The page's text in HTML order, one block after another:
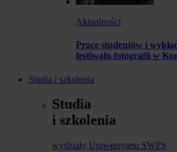
Aktualności
Prace studentów i
festiwalu fotografii w
Studia i szkolenia
Studia
i szkolenia
wydziały Uniwersytetu SWPS